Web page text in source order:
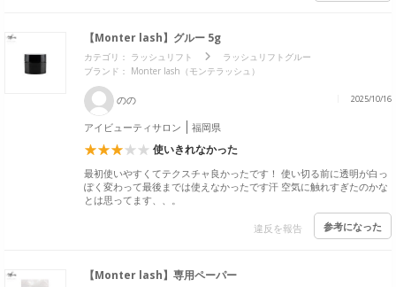
【Monter lash】グルー 5g
カテゴリ： ラッシュリフト
ラッシュリフトグルー
ブランド： Monter lash（モンテラッシュ）
のの 2025/10/16
アイビューティサロン 福岡県
使いきれなかった
最初使いやすくてテクスチャ良かったです！ 使い切る前に透明が白っ
ぽく変わって最後までは使えなかったです汗 空気に触れすぎたのかな
とは思ってます、、。
違反を報告 参考になった
【Monter lash】専用ペーパー